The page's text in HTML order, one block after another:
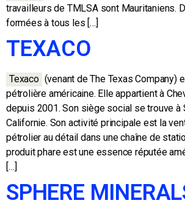
travailleurs de TMLSA sont Mauritaniens.
formées à tous les […]
TEXACO
Texaco (venant de The Texas Company)
pétrolière américaine. Elle appartient à
depuis 2001. Son siège social se trouve à
Californie. Son activité principale est la
pétrolier au détail dans une chaîne de
produit phare est une essence réputée
[…]
SPHERE